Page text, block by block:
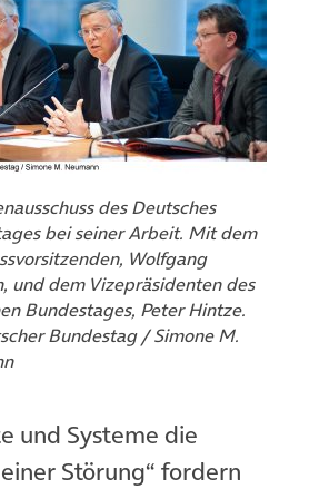
des Deutsches
bei seiner Arbeit. Mit dem
Wolfgang
und dem Vizepräsidenten des
Bundestages, Peter Hintze.
Bundestag / Simone M.
Tab)
und Systeme die
Störung“ fordern